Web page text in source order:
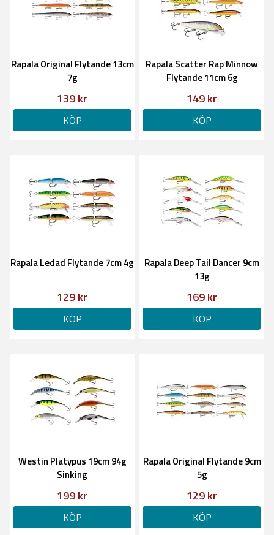
Rapala Original Flytande 13cm
7g
139 kr
KÖP
Rapala Scatter Rap Minnow
Flytande 11cm 6g
149 kr
KÖP
Rapala Ledad Flytande 7cm 4g
129 kr
KÖP
Rapala Deep Tail Dancer 9cm
13g
169 kr
KÖP
Westin Platypus 19cm 94g
Sinking
199 kr
KÖP
Rapala Original Flytande 9cm
5g
129 kr
KÖP